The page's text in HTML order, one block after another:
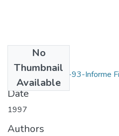
No
Thumbnail
Available
3135-09-008-93-Informe
Date
1997
Authors